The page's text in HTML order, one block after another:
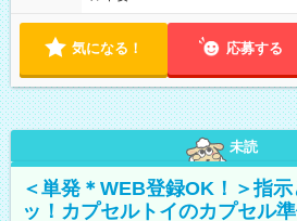
気になる！ 応募する
未読
＜単発＊WEB登録OK！＞指
ッ！カプセルトイのカプセル準